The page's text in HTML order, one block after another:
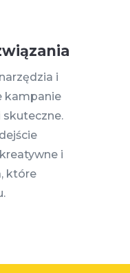
i
kampanie
skuteczne.
i
które